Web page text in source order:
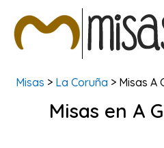
BUSCAR MISAS
Misas > La Coruña > Misas A
Misas en A